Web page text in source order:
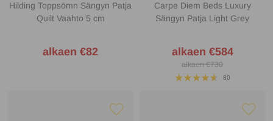
Hilding Toppsömn Sängyn Patja
Quilt Vaahto 5 cm
alkaen €82
Carpe Diem Beds Luxury
Sängyn Patja Light Grey
alkaen €584
alkaen €730
80